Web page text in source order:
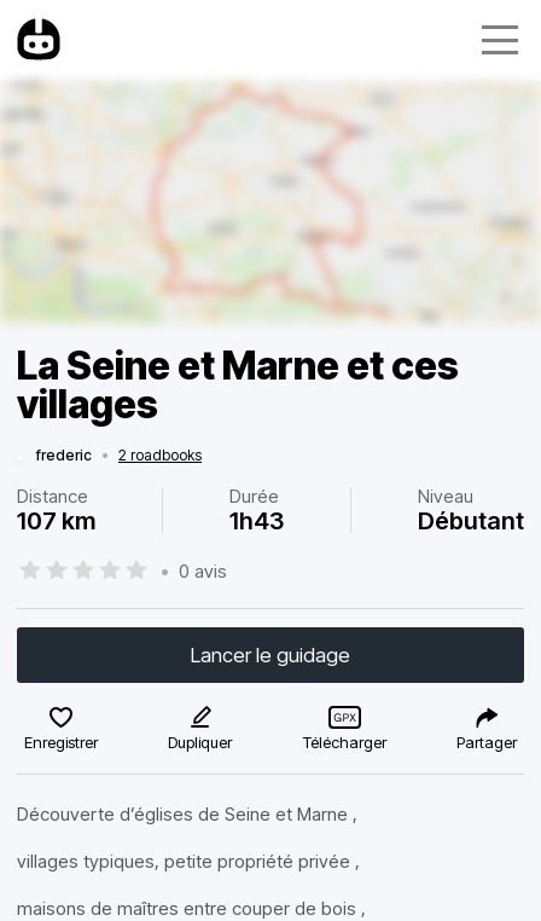
La Seine et Marne et ces
villages
frederic • 2 roadbooks
Distance
107 km
Durée
1h43
Niveau
Débutant
• 0 avis
Lancer le guidage
Enregistrer Dupliquer Télécharger Partager
Découverte d’églises de Seine et Marne ,
villages typiques, petite propriété privée ,
maisons de maîtres entre couper de bois ,